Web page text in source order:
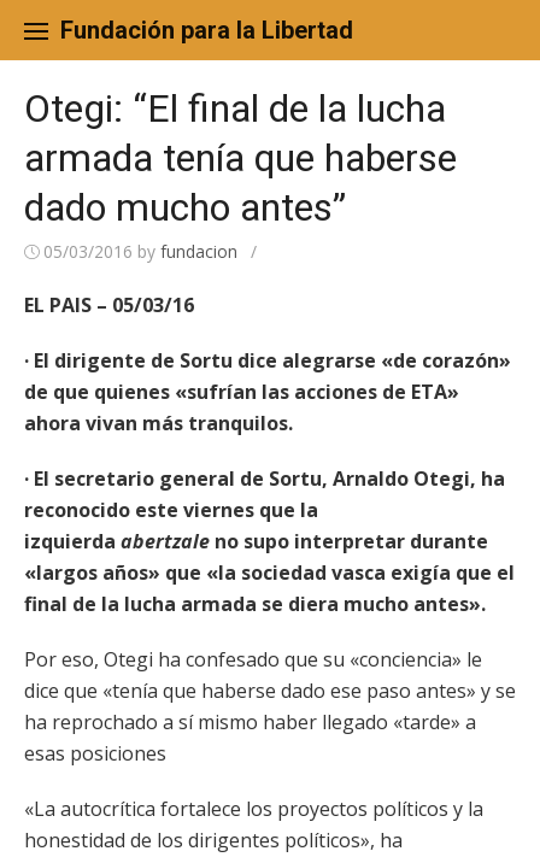
content
Fundación para la Libertad
Otegi: “El final de la lucha
armada tenía que haberse
dado mucho antes”
05/03/2016 by fundacion /
EL PAIS – 05/03/16
· El dirigente de Sortu dice alegrarse «de corazón»
de que quienes «sufrían las acciones de ETA»
ahora vivan más tranquilos.
· El secretario general de Sortu, Arnaldo Otegi, ha
reconocido este viernes que la
izquierda abertzale no supo interpretar durante
«largos años» que «la sociedad vasca exigía que el
final de la lucha armada se diera mucho antes».
Por eso, Otegi ha confesado que su «conciencia» le
dice que «tenía que haberse dado ese paso antes» y se
ha reprochado a sí mismo haber llegado «tarde» a
esas posiciones
«La autocrítica fortalece los proyectos políticos y la
honestidad de los dirigentes políticos», ha